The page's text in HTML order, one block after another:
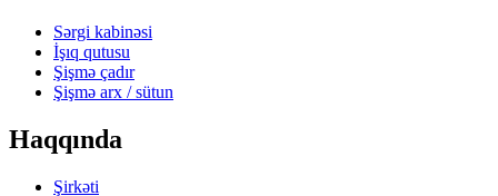
Sərgi kabinəsi
İşıq qutusu
Şişmə çadır
Şişmə arx / sütun
Haqqında
Şirkəti